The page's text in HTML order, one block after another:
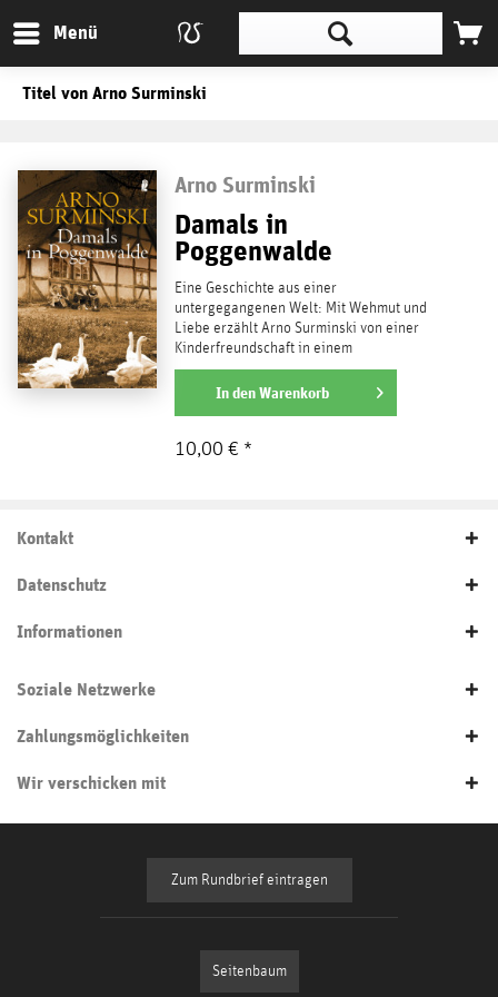
Menü
Titel von Arno Surminski
Arno Surminski
Damals in
Poggenwalde
Eine Geschichte aus einer
untergegangenen Welt: Mit Wehmut und
Liebe erzählt Arno Surminski von einer
Kinderfreundschaft in einem
ostpreußischen Dorf zu Beginn dieses...
weiterlesen
In denWarenkorb
10,00 € *
Kontakt
Datenschutz
Informationen
Soziale Netzwerke
Zahlungsmöglichkeiten
Wir verschicken mit
Zum Rundbrief eintragen
Seitenbaum